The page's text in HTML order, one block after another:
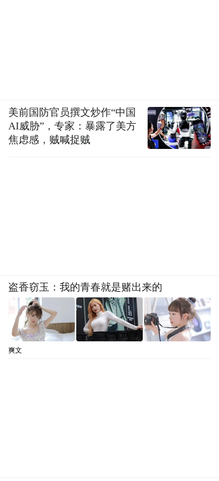
美前国防官员撰文炒作“中国
AI威胁”，专家：暴露了美方
焦虑感，贼喊捉贼
盗香窃玉：我的青春就是赌出来的
爽文